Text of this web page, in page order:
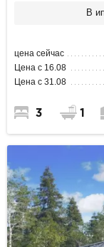
В
цена сейчас
Цена с 16.08
Цена с 31.08
3 1